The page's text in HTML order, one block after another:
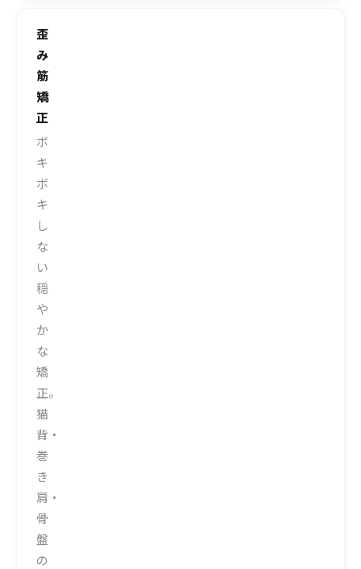
歪
み
筋
矯
正
ボ
キ
ボ
キ
し
な
い
穏
や
か
な
矯
正。
猫
背・
巻
き
肩・
骨
盤
の